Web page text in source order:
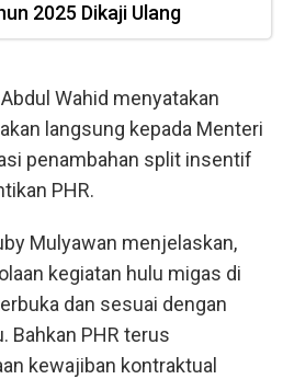
2025 Dikaji Ulang
Wahid menyatakan
langsung kepada Menteri
penambahan split insentif
PHR.
Mulyawan menjelaskan,
kegiatan hulu migas di
dan sesuai dengan
Bahkan PHR terus
kewajiban kontraktual